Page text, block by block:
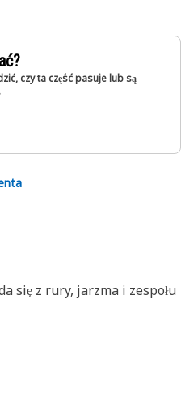
czy ta część pasuje lub są
się z rury, jarzma i zespołu
i wyważane w
najmniejszych obciążeń na